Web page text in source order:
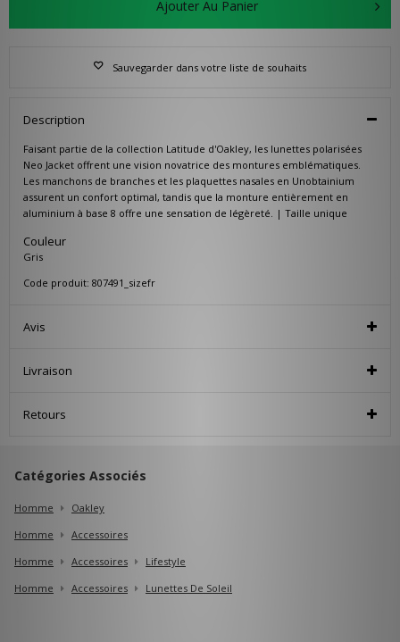
Ajouter Au Panier
Sauvegarder dans votre liste de souhaits
Description
Faisant partie de la collection Latitude d'Oakley, les lunettes polarisées
Neo Jacket offrent une vision novatrice des montures emblématiques.
Les manchons de branches et les plaquettes nasales en Unobtainium
assurent un confort optimal, tandis que la monture entièrement en
aluminium à base 8 offre une sensation de légèreté. | Taille unique
Couleur
Gris
Code produit: 807491_sizefr
Avis
Livraison
Retours
Catégories Associés
Homme
Oakley
Homme
Accessoires
Homme
Accessoires
Lifestyle
Homme
Accessoires Lunettes De Soleil